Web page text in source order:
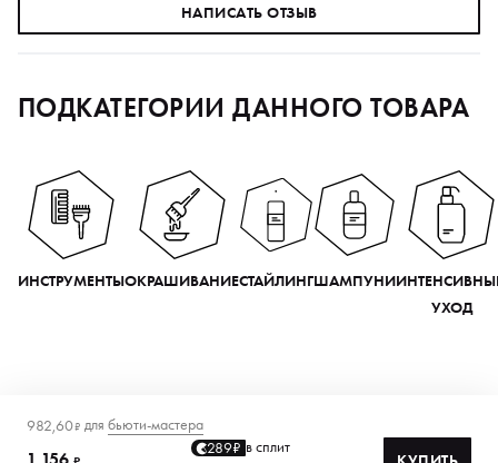
НАПИСАТЬ ОТЗЫВ
ПОДКАТЕГОРИИ ДАННОГО ТОВАРА
ИНСТРУМЕНТЫОКРАШИВАНИЕСТАЙЛИНГШАМПУНИ
УХОД
982,60₽ для бьюти-мастера
289₽ в сплит